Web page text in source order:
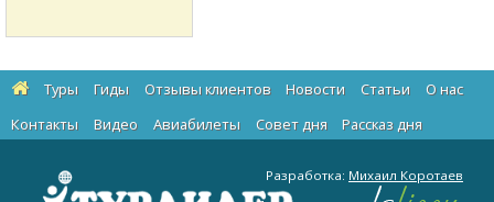
Туры Гиды Отзывы клиентов Новости Статьи
О нас
Контакты
Видео Авиабилеты Cовет дня Рассказ дня
Разработка: Михаил Коротаев